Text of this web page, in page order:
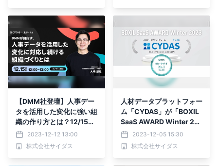
【DMM社登壇】人事デー
タを活用した変化に強い組
織の作り方とは？12/15
(金)無料オンラインセミナ
ー開催
2023-12-12 13:00
株式会社サイダス
人材データプラットフォー
ム「CYDAS」が「BOXIL
SaaS AWARD Winter 20
23」タレントマネジメン
トシステム部門で「使いや
すさNo.1」に選出
2023-12-05 15:30
株式会社サイダス